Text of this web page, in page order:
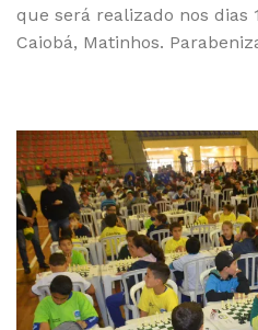
que será realizado nos dias
Caiobá, Matinhos.